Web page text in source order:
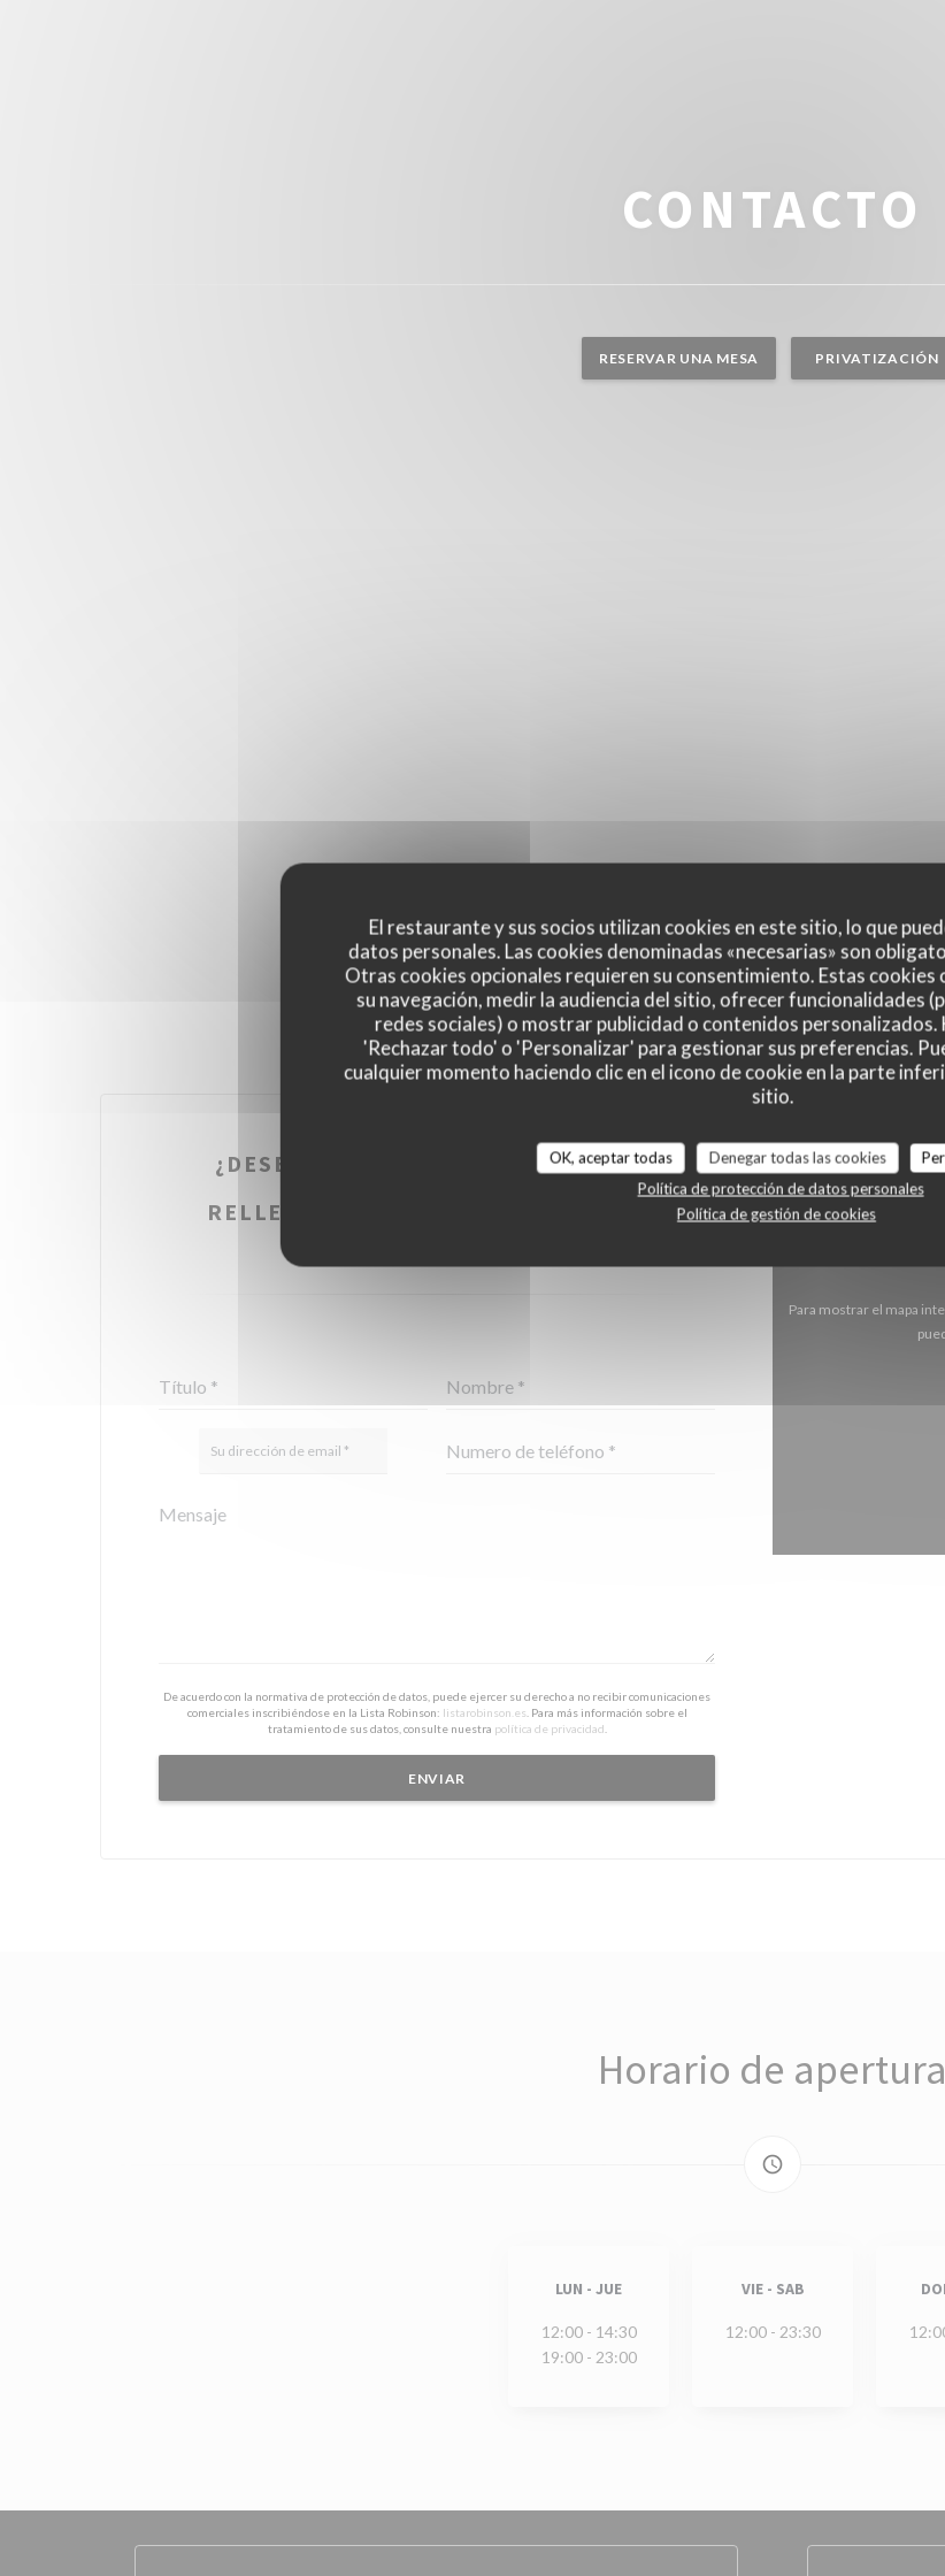
El restaurante y sus socios utilizan cookies en este sitio, lo que
datos personales. Las cookies denominadas «necesarias» son
Otras cookies opcionales requieren su consentimiento. Estas cookies
su navegación, medir la audiencia del sitio, ofrecer funcionalidades
redes sociales) o mostrar publicidad o contenidos personalizados.
'Rechazar todo' o 'Personalizar' para gestionar sus preferencias.
cualquier momento haciendo clic en el icono de cookie en la parte
sitio.
OK, aceptar todas Denegar todas las cookies
Política de protección de datos personales
Política de gestión de cookies
CONTACTO
RESERVAR UNA MESA PRIVATIZACIÓN
¿DESEA PONERSE EN CONTACTO CON
RELLENE EL SIGUIENTE FORMULARIO.
De acuerdo con la normativa de protección de datos, puede ejercer su derecho a no recibir comunicaciones
comerciales inscribiéndose en la Lista Robinson: listarobinson.es . Para más información sobre el
tratamiento de sus datos, consulte nuestra política de privacidad
Para mostrar el mapa
Horario de apertura
access_time
LUN - JUE
12:00 - 14:30
19:00 - 23:00
VIE- SAB
12:00 - 23:30